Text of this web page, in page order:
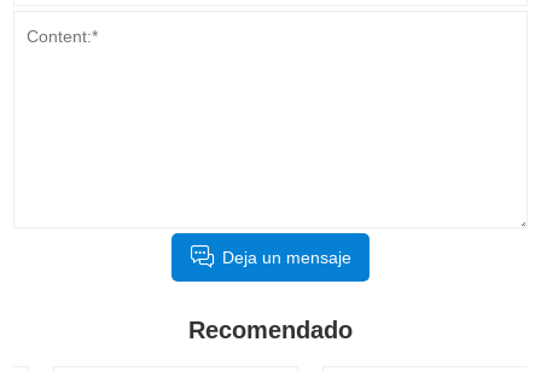
Deja un mensaje
Recomendado